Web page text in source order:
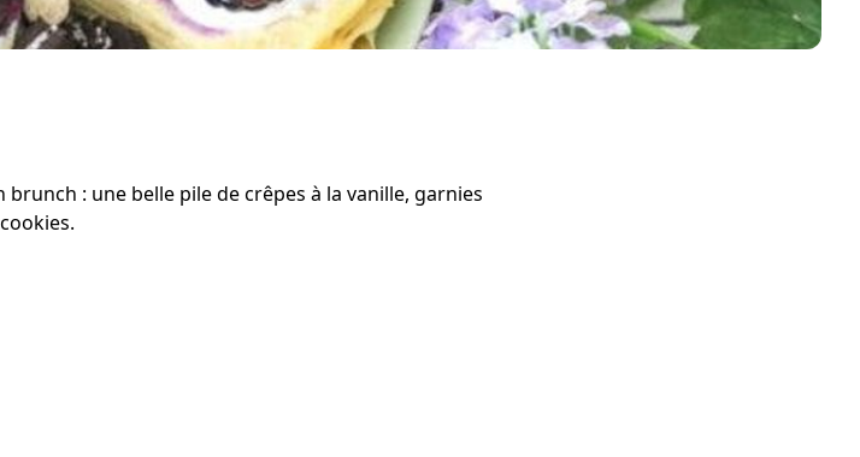
: une belle pile de crêpes à la vanille, garnies